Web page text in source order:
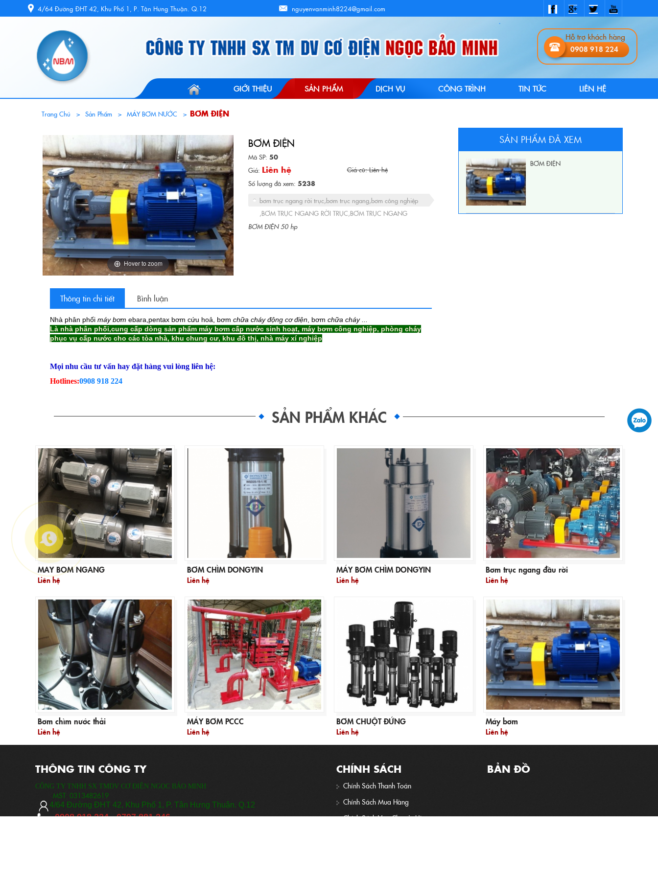
4/64 Đường ĐHT 42, Khu Phố 1, P. Tân Hưng Thuận. Q.12 nguyenvanminh8224@gmail.com
0908 918 224
GIỚI THIỆU SẢN PHẨM DỊCH VỤ CÔNG TRÌNH TIN TỨC LIÊN HỆ
Trang Chủ Sản Phẩm MÁY BƠM NƯỚC BƠM ĐIỆN
Hover to zoom
BƠM ĐIỆN
Mã SP: 50
Giá: Liên hệ
Giá cũ: Liên hệ
Số lượng đã xem: 5238
bơm trục ngang rời trục,bơm trục ngang,bơm công nghiệp
,BƠM TRỤC NGANG RỜI TRỤC,BƠM TRỤC NGANG
BƠM ĐIỆN 50 hp
Thông tin chi tiết Bình luận
Nhà phân phối máy bơm ebara,pentax bơm cứu hoả, bơm chữa cháy động cơ điện , bơm chữa cháy ...
Là nhà phân phối,cung cấp dòng sản phẩm máy bơm cấp nước sinh hoạt, máy bơm công nghiệp, phòng cháy
phục vụ cấp nước cho các tòa nhà, khu chung cư, khu đô thị, nhà máy xí nghiệp
Mọi nhu cầu tư vấn hay đặt hàng vui lòng liên hệ:
Hotlines:0908 918 224
SẢN PHẨM ĐÃ XEM
BƠM ĐIỆN
SẢN PHẨM KHÁC
MAY BOM NGANG
Liên hệ
BƠM CHÌM DONGYIN
Liên hệ
MÁY BƠM CHÌM DONGYIN
Liên hệ
Bơm trục ngang đầu rời
Liên hệ
Bơm chìm nước thải
Liên hệ
MÁY BƠM PCCC
Liên hệ
BƠM CHUỘT ĐỨNG
Liên hệ
Máy bơm
Liên hệ
THÔNG TIN CÔNG TY
CÔNG TY TNHH SX TMDV CƠ ĐIỆN NGỌC BẢO MINH
MST: 0313482619
4/64 Đường ĐHT 42, Khu Phố 1, P. Tân Hưng Thuận. Q.12
0908 918 224 -0797 881 246
CHÍNH SÁCH
Chính Sách Thanh Toán
Chính Sách Mua Hàng
Chính Sách Vận Chuyển Hàng
BẢN ĐỒ